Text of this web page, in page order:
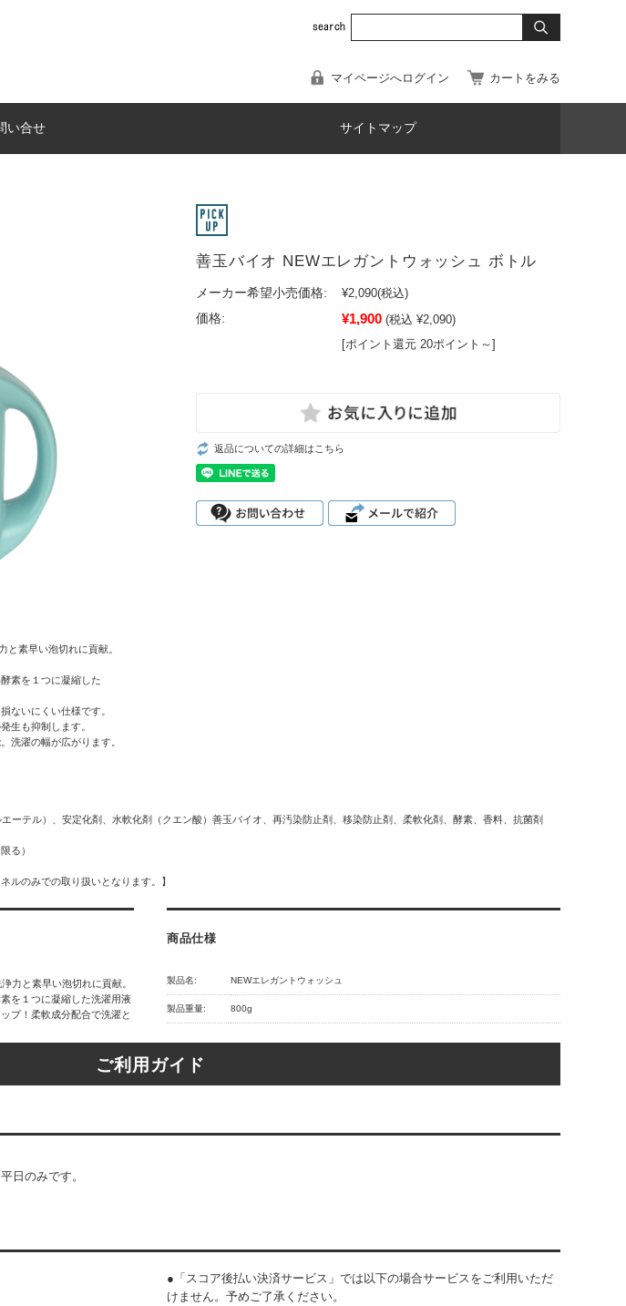
マイページへログイン カートをみる
い合せ サイトマップ
善玉バイオ NEWエレガントウォッシュ ボトル
メーカー希望小売価格: ¥2,090(税込)
価格:
¥1,900 (税込 ¥2,090)
[ポイント還元 20ポイント～]
返品についての詳細はこちら
と素早い泡切れに貢献。
素を１つに凝縮した
ないにくい仕様です。
生も抑制します。
洗濯の幅が広がります。
テル）、安定化剤、水軟化剤（クエン酸）善玉バイオ、再汚染防止剤、移染防止剤、柔軟化剤、酵素、香料、抗菌剤
る）
ルのみでの取り扱いとなります。】
力と素早い泡切れに貢献。
を１つに凝縮した洗濯用液
プ！柔軟成分配合で洗濯と
商品仕様
製品名: NEWエレガントウォッシュ
製品重量: 800g
ご利用ガイド
日のみです。
●「スコア後払い決済サービス」では以下の場合サービスをご利用いただ
けません。予めご了承ください。